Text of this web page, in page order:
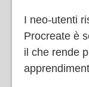
I neo-utenti
Procreate è
il che rende